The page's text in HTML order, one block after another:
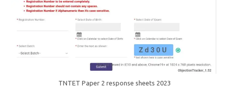
TNTET Paper 2 response sheets 2023